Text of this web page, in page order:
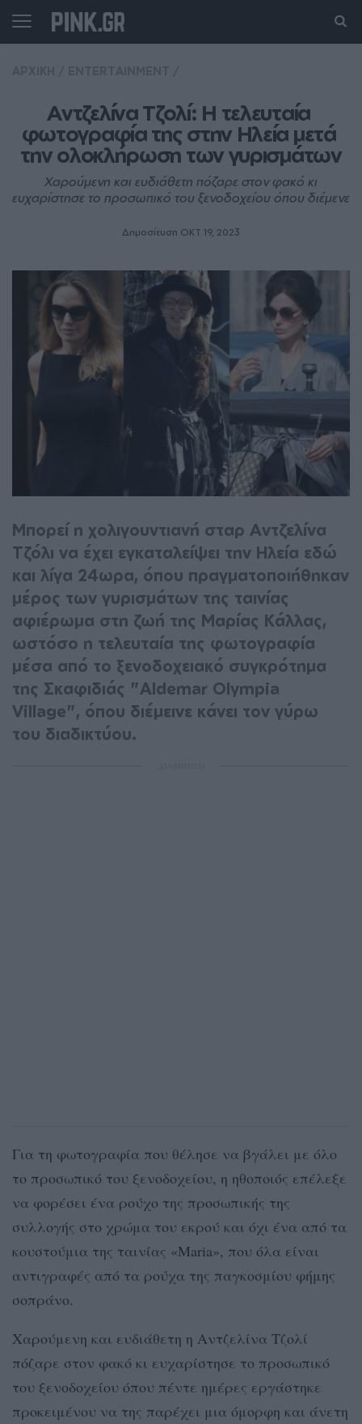
Αντζελίνα Τζολί: Η τελευταία
φωτογραφία της στην Ηλεία μετά
την ολοκλήρωση των γυρισμάτων
Χαρούμενη και ευδιάθετη πόζαρε στον φακό κι
ευχαρίστησε το προσωπικό του ξενοδοχείου όπου διέμενε
Δημοσίευση ΟΚΤ 19, 2023
Μπορεί η χολιγουντιανή σταρ Αντζελίνα
Τζόλι να έχει εγκαταλείψει την Ηλεία εδώ
και λίγα 24ωρα, όπου πραγματοποιήθηκαν
μέρος των γυρισμάτων της ταινίας
αφιέρωμα στη ζωή της Μαρίας Κάλλας,
ωστόσο η τελευταία της φωτογραφία
μέσα από το ξενοδοχειακό συγκρότημα
της Σκαφιδιάς "Aldemar Olympia
Village", όπου διέμεινε κάνει τον γύρω
του διαδικτύου.
Για τη φωτογραφία που θέλησε να βγάλει με όλο
το προσωπικό του ξενοδοχείου, η ηθοποιός επέλεξε
να φορέσει ένα ρούχο της προσωπικής της
συλλογής στο χρώμα του εκρού και όχι ένα από τα
κουστούμια της ταινίας «Maria», που όλα είναι
αντιγραφές από τα ρούχα της παγκοσμίου φήμης
σοπράνο.
Χαρούμενη και ευδιάθετη η Αντζελίνα Τζολί
πόζαρε στον φακό κι ευχαρίστησε το προσωπικό
του ξενοδοχείου όπου πέντε ημέρες εργάστηκε
προκειμένου να της παρέχει μια όμορφη και άνετη